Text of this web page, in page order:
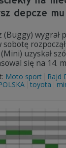
depcze
(Buggy) wygrał
uzyskał
się na 14.
Moto sport
Rajd
toyota